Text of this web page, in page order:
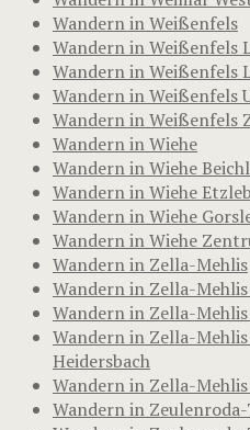
Wandern in Weißenfels
Wandern in Weißenfels
Wandern in Weißenfels
Wandern in Weißenfels
Wandern in Weißenfels
Wandern in Wiehe
Wandern in Wiehe
Wandern in Wiehe
Wandern in Wiehe
Wandern in Wiehe
Wandern in Zella-Mehlis
Wandern in Zella-Mehlis
Wandern in Zella-
Wandern in Zella-
Heidersbach
Wandern in Zella-
Wandern in